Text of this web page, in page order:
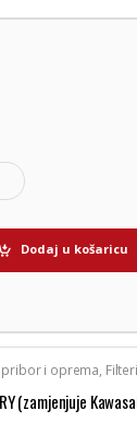
Dodaj u košaricu
pribor i oprema,
(zamjenjuje